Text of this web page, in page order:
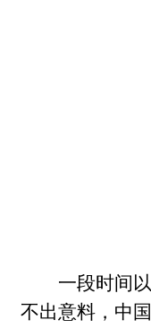
一段时间
不出意料，中